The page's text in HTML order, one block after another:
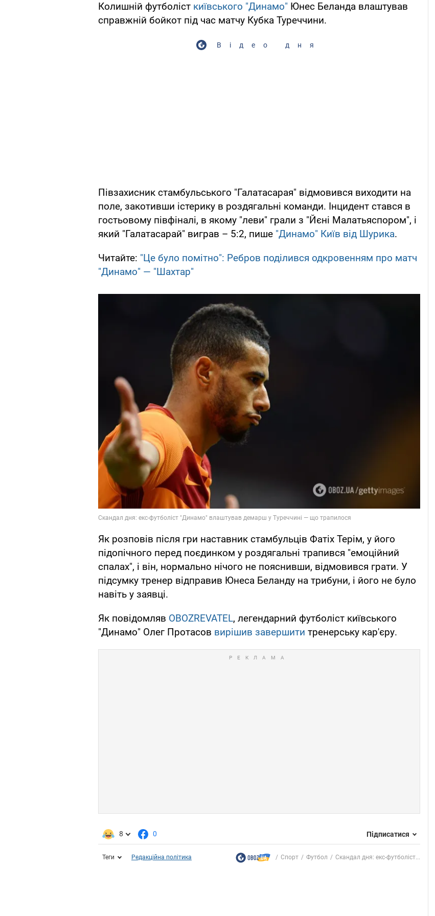
Колишній футболіст київського "Динамо" Юнес Беланда влаштував
справжній бойкот під час матчу Кубка Туреччини.
Відео дня
Півзахисник стамбульського "Галатасарая" відмовився виходити на
поле, закотивши істерику в роздягальні команди. Інцидент стався в
гостьовому півфіналі, в якому "леви" грали з "Йєні Малатьяспором", і
який "Галатасарай" виграв – 5:2, пише "Динамо" Київ від Шурика.
Читайте: "Це було помітно": Ребров поділився одкровенням про матч
"Динамо" — "Шахтар"
Як розповів після гри наставник стамбульців Фатіх Терім, у його
підопічного перед поєдинком у роздягальні трапився "емоційний
спалах", і він, нормально нічого не пояснивши, відмовився грати. У
підсумку тренер відправив Юнеса Беланду на трибуни, і його не було
навіть у заявці.
Як повідомляв OBOZREVATEL, легендарний футболіст київського
"Динамо" Олег Протасов вирішив завершити тренерську кар'єру.
8 0 Підписатися
Теги Редакційна політика Спорт Футбол Скандал дня: екс-футболіст...